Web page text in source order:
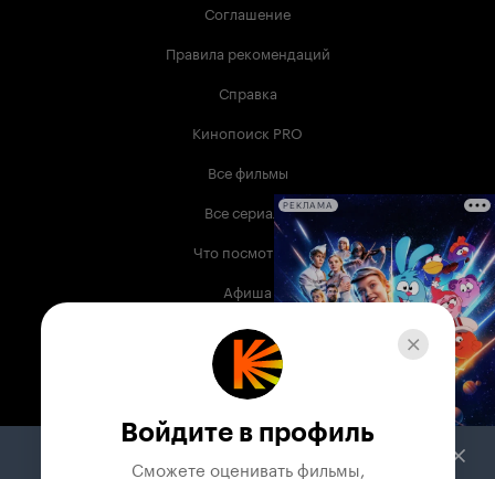
Соглашение
Правила рекомендаций
Справка
Кинопоиск PRO
Все фильмы
Все сериалы
Что посмотреть
Афиша
Музыка
Телепрограмма
Служба поддержки
РЕКЛАМА
Войдите в профиль
Сможете оценивать фильмы,